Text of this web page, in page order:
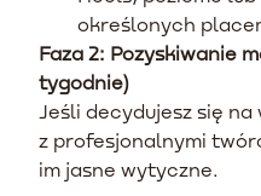
określonych
Faza 2: Pozyskiwanie
tygodnie)
Jeśli decydujesz się na
z profesjonalnymi
im jasne wytyczne.